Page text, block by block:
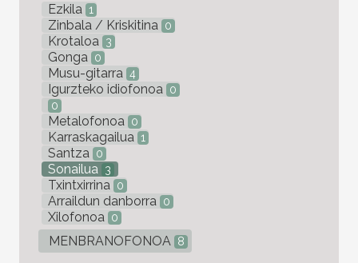
Ezkila 1
Zinbala / Kriskitina 0
Krotaloa 3
Gonga 0
Musu-gitarra 4
Igurzteko idiofonoa
0
0
Metalofonoa 0
Karraskagailua 1
Santza 0
Sonailua 3
Txintxirrina 0
Arraildun danborra 0
Xilofonoa 0
MENBRANOFONOA 8